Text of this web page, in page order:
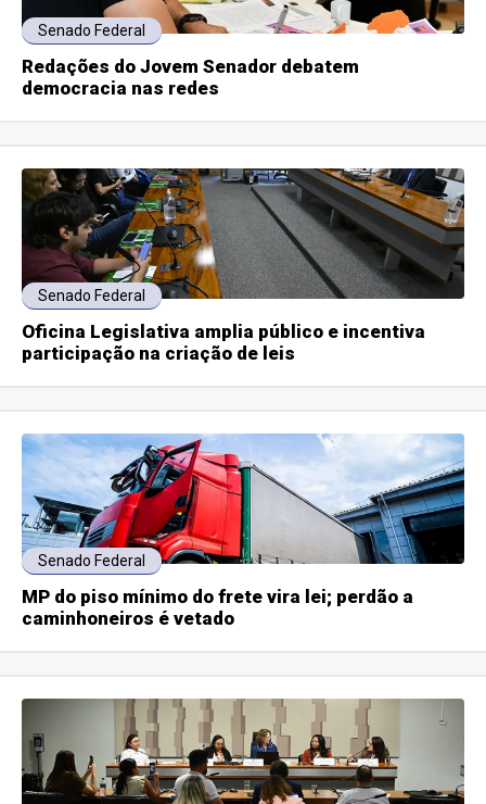
Senado Federal
Redações do Jovem Senador debatem
democracia nas redes
Senado Federal
Oficina Legislativa amplia público e incentiva
participação na criação de leis
Senado Federal
MP do piso mínimo do frete vira lei; perdão a
caminhoneiros é vetado